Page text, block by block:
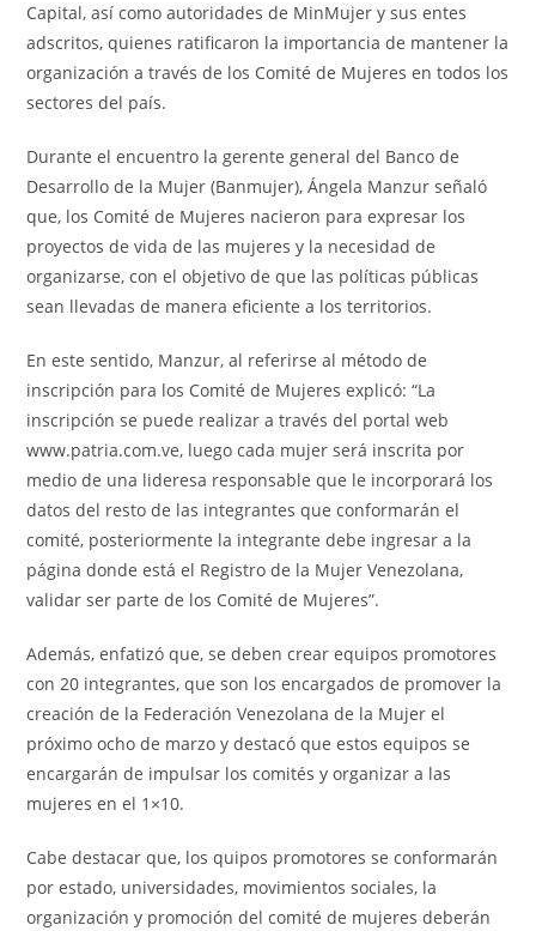
Capital, así como autoridades de MinMujer y sus entes
adscritos, quienes ratificaron la importancia de mantener la
organización a través de los Comité de Mujeres en todos los
sectores del país.
Durante el encuentro la gerente general del Banco de
Desarrollo de la Mujer (Banmujer), Ángela Manzur señaló
que, los Comité de Mujeres nacieron para expresar los
proyectos de vida de las mujeres y la necesidad de
organizarse, con el objetivo de que las políticas públicas
sean llevadas de manera eficiente a los territorios.
En este sentido, Manzur, al referirse al método de
inscripción para los Comité de Mujeres explicó: “La
inscripción se puede realizar a través del portal web
www.patria.com.ve, luego cada mujer será inscrita por
medio de una lideresa responsable que le incorporará los
datos del resto de las integrantes que conformarán el
comité, posteriormente la integrante debe ingresar a la
página donde está el Registro de la Mujer Venezolana,
validar ser parte de los Comité de Mujeres”.
Además, enfatizó que, se deben crear equipos promotores
con 20 integrantes, que son los encargados de promover la
creación de la Federación Venezolana de la Mujer el
próximo ocho de marzo y destacó que estos equipos se
encargarán de impulsar los comités y organizar a las
mujeres en el 1×10.
Cabe destacar que, los quipos promotores se conformarán
por estado, universidades, movimientos sociales, la
organización y promoción del comité de mujeres deberán